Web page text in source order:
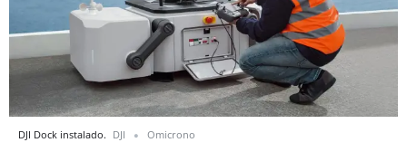
DJI Dock instalado. DJI Omicrono